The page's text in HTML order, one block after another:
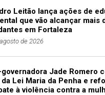
Leitão lança ações de
que vão alcançar mais
em Fortaleza
de 2026
Jade Romero
da Lei Maria da Penha e
à violência contra a